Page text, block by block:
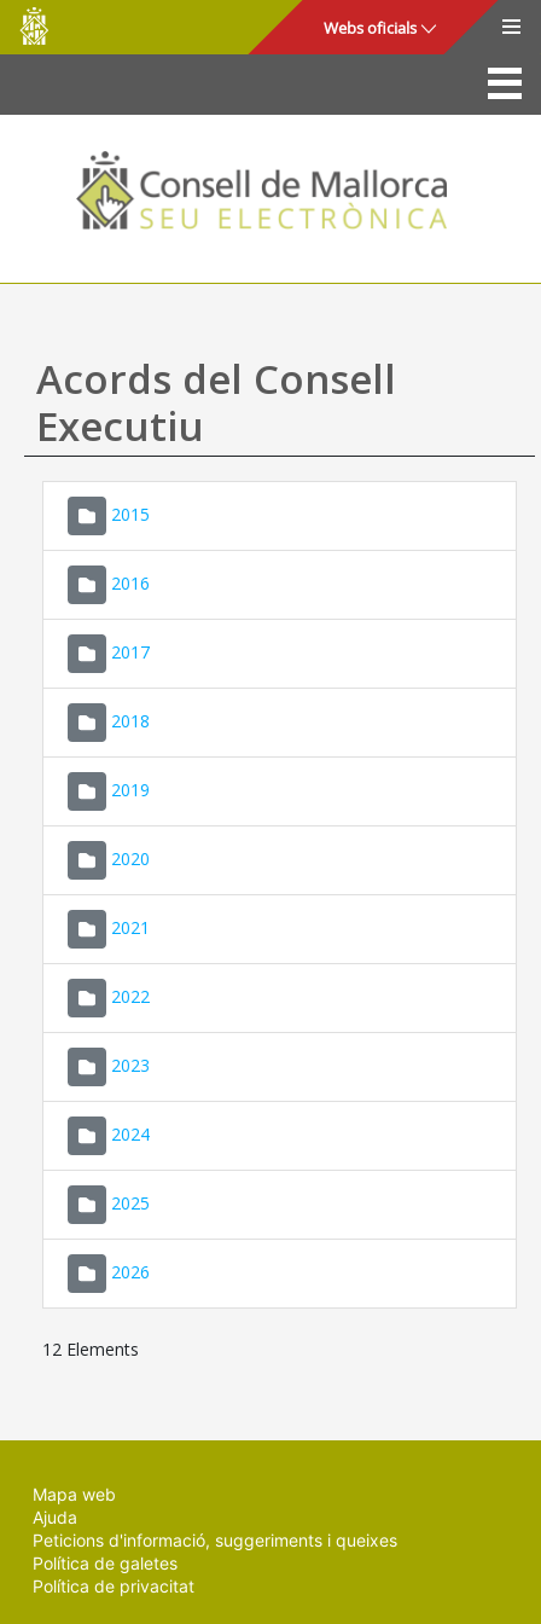
Salta al contingut principal
Consell
de
Mallorca
Webs oficials
La Seu
Consell de Mallorca
Accés i seguretat
Utilitats
Ajuda
Acords del Consell
Executiu
2015
2016
2017
2018
2019
2020
2021
2022
2023
2024
2025
2026
12 Elements
Mapa web
Ajuda
Peticions d'informació, suggeriments i queixes
Política de galetes
Política de privacitat